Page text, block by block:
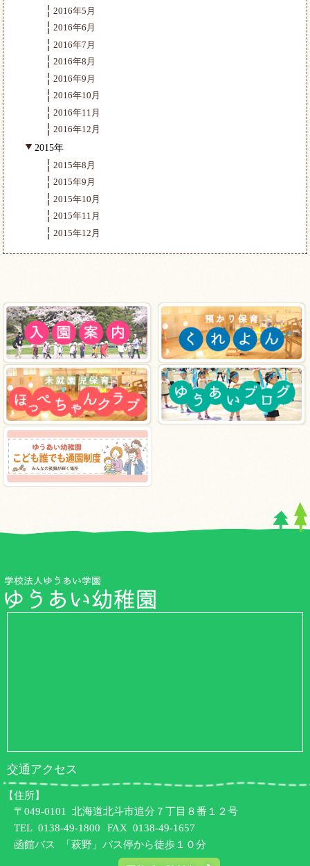
2016年5月
2016年6月
2016年7月
2016年8月
2016年9月
2016年10月
2016年11月
2016年12月
2015年
2015年8月
2015年9月
2015年10月
2015年11月
2015年12月
交通アクセス
【住所】
〒049-0101 北海道北斗市追分７丁目８番１２号
TEL 0138-49-1800
FAX 0138-49-1657
函館バス 「萩野」バス停から徒歩１０分